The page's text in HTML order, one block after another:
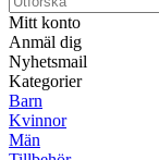
Mitt konto
Anmäl dig
Nyhetsmail
Kategorier
Barn
Kvinnor
Män